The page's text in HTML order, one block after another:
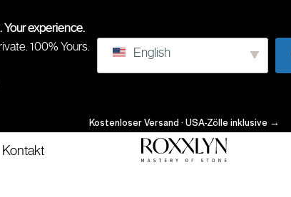
Your experience.
100% Yours.
English
Kostenloser Versand · USA-Zölle inklusive →
Kontakt